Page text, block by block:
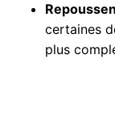
certaines
plus